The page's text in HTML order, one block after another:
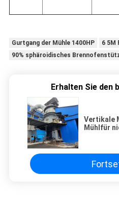
Gurtgang der Mühle 1400HP
6 5M
90% sphäroidisches
Erhalten Sie den
Vertikale
Mühlfür